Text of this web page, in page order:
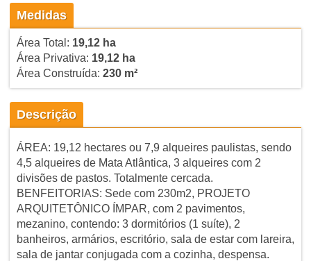
Medidas
Área Total: 19,12 ha
Área Privativa: 19,12 ha
Área Construída: 230 m²
Descrição
ÁREA: 19,12 hectares ou 7,9 alqueires paulistas, sendo
4,5 alqueires de Mata Atlântica, 3 alqueires com 2
divisões de pastos. Totalmente cercada.
BENFEITORIAS: Sede com 230m2, PROJETO
ARQUITETÔNICO ÍMPAR, com 2 pavimentos,
mezanino, contendo: 3 dormitórios (1 suíte), 2
banheiros, armários, escritório, sala de estar com lareira,
sala de jantar conjugada com a cozinha, despensa.